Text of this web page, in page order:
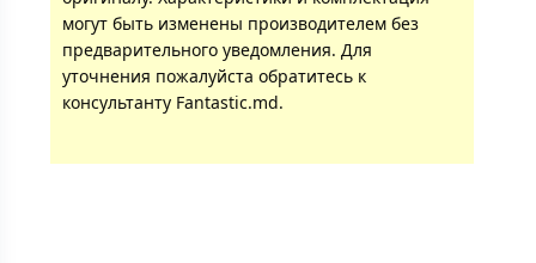
могут быть изменены производителем без
предварительного уведомления. Для
уточнения пожалуйста обратитесь к
консультанту Fantastic.md.